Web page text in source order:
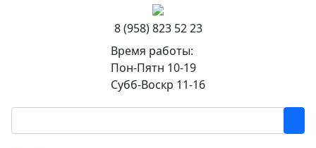
8 (958) 823 52 23
Время работы:
Пон-Пятн 10-19
Субб-Воскр 11-16